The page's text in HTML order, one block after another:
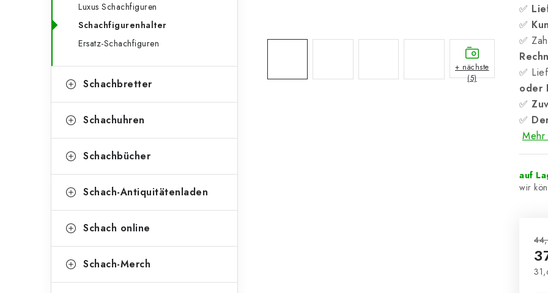
e
s
t
e
Luxus Schachfiguren
Schachfigurenhalter
Ersatz-Schachfiguren
Schachbretter
Schachuhren
Schachbücher
Schach-Antiquitätenladen
Schach online
Schach-Merch
✅
✅
✅
✅
oder
✅
✅
Mehr
auf
+ nächste
(5)